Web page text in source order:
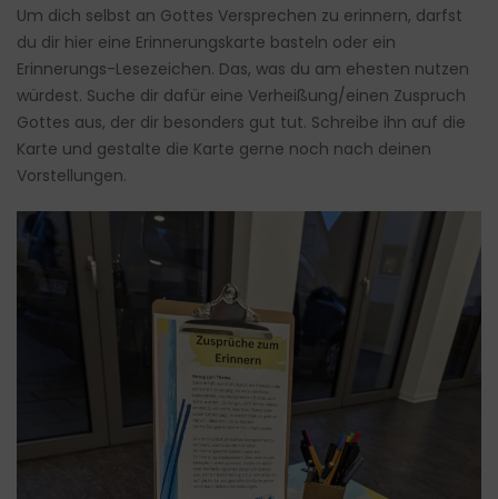
Um dich selbst an Gottes Versprechen zu erinnern, darfst
du dir hier eine Erinnerungskarte basteln oder ein
Erinnerungs-Lesezeichen. Das, was du am ehesten nutzen
würdest. Suche dir dafür eine Verheißung/einen Zuspruch
Gottes aus, der dir besonders gut tut. Schreibe ihn auf die
Karte und gestalte die Karte gerne noch nach deinen
Vorstellungen.